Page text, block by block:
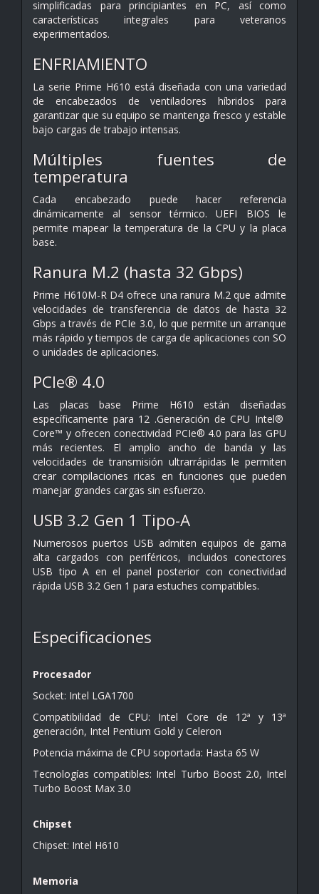
simplificadas para principiantes en PC, así como
características integrales para veteranos
experimentados.
ENFRIAMIENTO
La serie Prime H610 está diseñada con una variedad
de encabezados de ventiladores híbridos para
garantizar que su equipo se mantenga fresco y estable
bajo cargas de trabajo intensas.
Múltiples fuentes de
temperatura
Cada encabezado puede hacer referencia
dinámicamente al sensor térmico. UEFI BIOS le
permite mapear la temperatura de la CPU y la placa
base.
Ranura M.2 (hasta 32 Gbps)
Prime H610M-R D4 ofrece una ranura M.2 que admite
velocidades de transferencia de datos de hasta 32
Gbps a través de PCIe 3.0, lo que permite un arranque
más rápido y tiempos de carga de aplicaciones con SO
o unidades de aplicaciones.
PCIe® 4.0
Las placas base Prime H610 están diseñadas
específicamente para 12 .Generación de CPU Intel®
Core™ y ofrecen conectividad PCIe® 4.0 para las GPU
más recientes. El amplio ancho de banda y las
velocidades de transmisión ultrarrápidas le permiten
crear compilaciones ricas en funciones que pueden
manejar grandes cargas sin esfuerzo.
USB 3.2 Gen 1 Tipo-A
Numerosos puertos USB admiten equipos de gama
alta cargados con periféricos, incluidos conectores
USB tipo A en el panel posterior con conectividad
rápida USB 3.2 Gen 1 para estuches compatibles.
Especificaciones
Procesador
Socket: Intel LGA1700
Compatibilidad de CPU: Intel Core de 12ª y 13ª
generación, Intel Pentium Gold y Celeron
Potencia máxima de CPU soportada: Hasta 65 W
Tecnologías compatibles: Intel Turbo Boost 2.0, Intel
Turbo Boost Max 3.0
Chipset
Chipset: Intel H610
Memoria